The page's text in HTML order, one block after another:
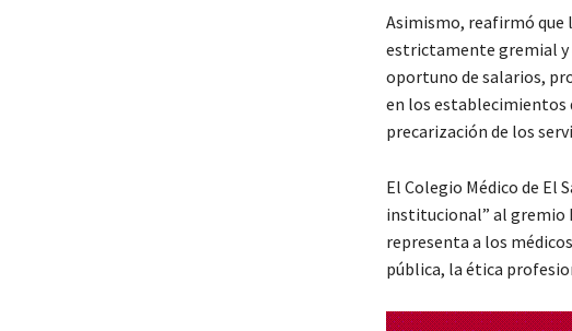
Asimismo, reafirmó que
estrictamente gremial y
oportuno de salarios,
en los establecimientos
precarización de los
El Colegio Médico de El
institucional” al gremio
representa a los
pública, la ética